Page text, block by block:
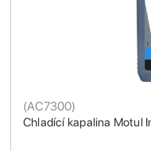
Chladící kapalina Motul
(AC7300)